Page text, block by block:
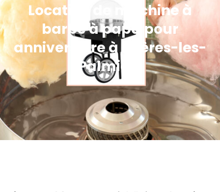
Location de machine à
barbe à papa pour
anniversaire à Hyères-les-
Palmiers